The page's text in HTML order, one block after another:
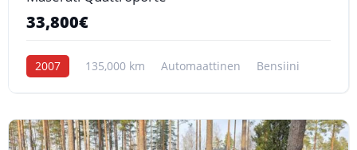
33,800€
2007 135,000 km Automaattinen Bensiini